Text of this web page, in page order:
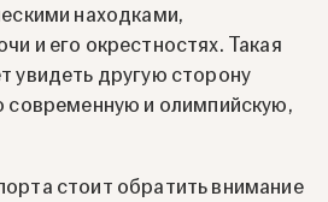
находками,
и его окрестностях. Такая
увидеть другую сторону
современную и олимпийскую,
стоит обратить внимание